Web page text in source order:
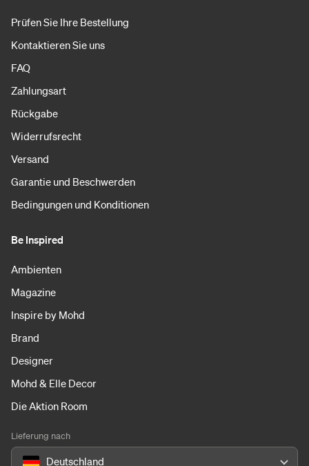
Prüfen Sie Ihre Bestellung
Kontaktieren Sie uns
FAQ
Zahlungsart
Rückgabe
Widerrufsrecht
Versand
Garantie und Beschwerden
Bedingungen und Konditionen
Be Inspired
Ambienten
Magazine
Inspire by Mohd
Brand
Designer
Mohd & Elle Decor
Die Aktion Room
Lieferung nach
Deutschland